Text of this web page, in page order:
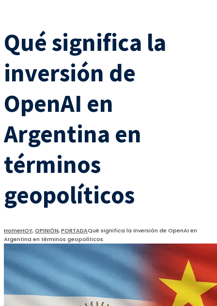
Qué significa la
inversión de
OpenAI en
Argentina en
términos
geopolíticos
HomeHOY,OPINIÓN,PORTADAQué significa la inversión de OpenAI en
Argentina en términos geopolíticos